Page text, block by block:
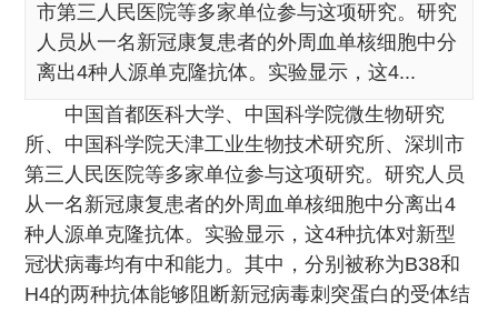
市第三人民医院等多家单位参与这项研究。研究
人员从一名新冠康复患者的外周血单核细胞中分
离出4种人源单克隆抗体。实验显示，这4...
中国首都医科大学、中国科学院微生物研究
所、中国科学院天津工业生物技术研究所、深圳市
第三人民医院等多家单位参与这项研究。研究人员
从一名新冠康复患者的外周血单核细胞中分离出4
种人源单克隆抗体。实验显示，这4种抗体对新型
冠状病毒均有中和能力。其中，分别被称为B38和
H4的两种抗体能够阻断新冠病毒刺突蛋白的受体结